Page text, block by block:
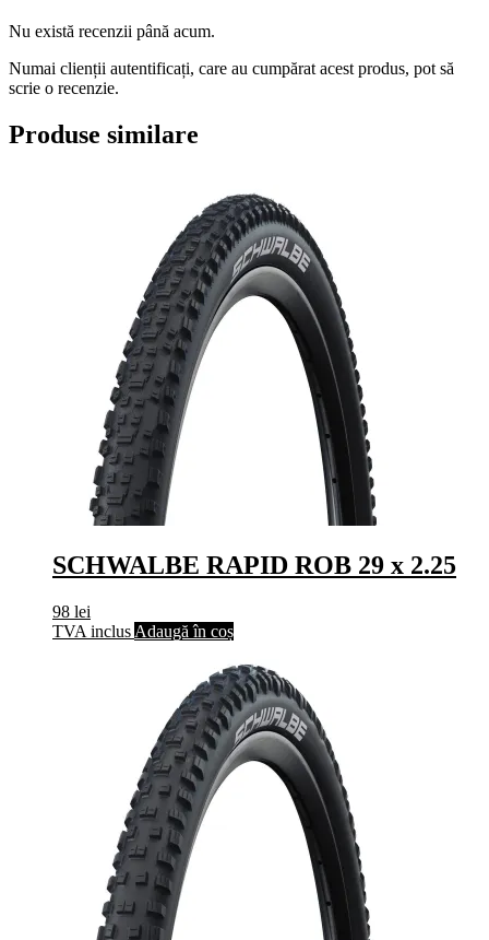
Nu există recenzii până acum.
Numai clienții autentificați, care au cumpărat acest produs, pot să
scrie o recenzie.
Produse similare
SCHWALBE RAPID ROB 29 x 2.25
98 lei
TVA inclus Adaugă în coș